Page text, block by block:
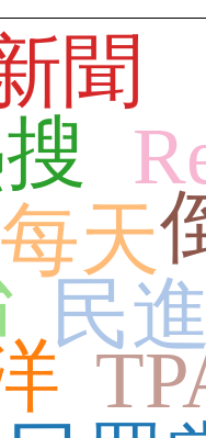
民
每天
聞